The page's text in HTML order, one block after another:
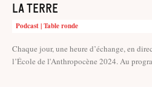
la Terre
Podcast | Table ronde
Chaque jour, une heure d’échange, en
l’École de l'Anthropocène 2024. Au